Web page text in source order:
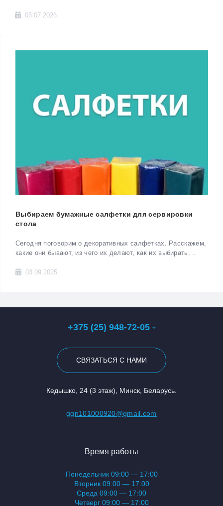
05.07.2026
Выбираем бумажные салфетки для сервировки
стола
Сегодня поговорим о декоративных салфетках. Расскажем,
какие они бывают, из чего их делают, как их выбирать. ..
03.09.2025
+375 (25) 948-72-05
СВЯЗАТЬСЯ С НАМИ
Кедышко, 24 (3 этаж), Минск, Беларусь.
ggn101000920@gmail.com
Время работы
Понедельник 09:00 — 17:00
Вторник 09:00 — 17:00
Среда 09:00 — 17:00
Четверг 09:00 — 17:00